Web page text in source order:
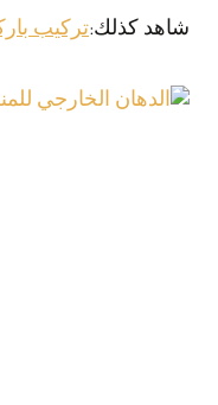
شاهد كذلك:تركيب